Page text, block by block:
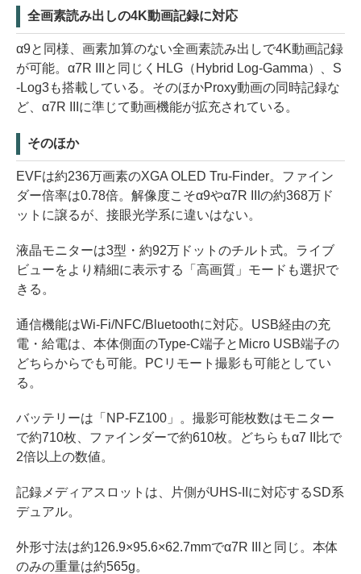
全画素読み出しの4K動画記録に対応
α9と同様、画素加算のない全画素読み出しで4K動画記録
が可能。α7R IIIと同じくHLG（Hybrid Log-Gamma）、S
-Log3も搭載している。そのほかProxy動画の同時記録な
ど、α7R IIIに準じて動画機能が拡充されている。
そのほか
EVFは約236万画素のXGA OLED Tru-Finder。ファイン
ダー倍率は0.78倍。解像度こそα9やα7R IIIの約368万ド
ットに譲るが、接眼光学系に違いはない。
液晶モニターは3型・約92万ドットのチルト式。ライブ
ビューをより精細に表示する「高画質」モードも選択で
きる。
通信機能はWi-Fi/NFC/Bluetoothに対応。USB経由の充
電・給電は、本体側面のType-C端子とMicro USB端子の
どちらからでも可能。PCリモート撮影も可能としてい
る。
バッテリーは「NP-FZ100」。撮影可能枚数はモニター
で約710枚、ファインダーで約610枚。どちらもα7 II比で
2倍以上の数値。
記録メディアスロットは、片側がUHS-IIに対応するSD系
デュアル。
外形寸法は約126.9×95.6×62.7mmでα7R IIIと同じ。本体
のみの重量は約565g。